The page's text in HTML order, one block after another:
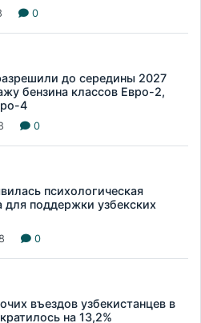
0
до середины 2027
бензина классов Евро-2,
4
0
психологическая
для поддержки узбекских
0
въездов узбекистанцев в
на 13,2%